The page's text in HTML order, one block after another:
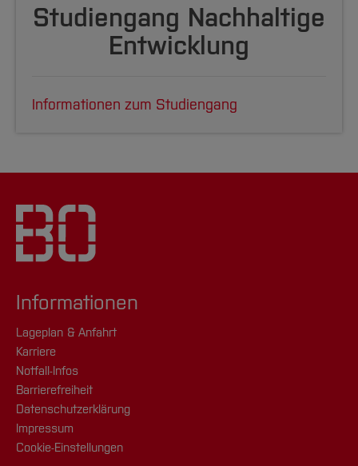
Studiengang Nachhaltige
Entwicklung
Informationen zum Studiengang
Informationen
Lageplan & Anfahrt
Karriere
Notfall-Infos
Barrierefreiheit
Datenschutzerklärung
Impressum
Cookie-Einstellungen